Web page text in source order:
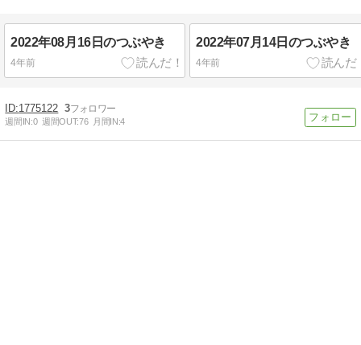
2022年08月16日のつぶやき
4年前
2022年07月14日のつぶやき
4年前
1775122 3
週間IN:0 週間OUT:76 月間IN:4